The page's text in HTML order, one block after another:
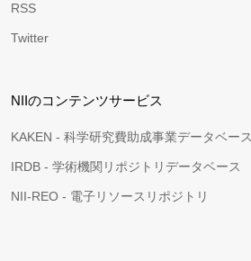
RSS
Twitter
NIIのコンテンツサービス
KAKEN - 科学研究費助成事業データベース
IRDB - 学術機関リポジトリデータベース
NII-REO - 電子リソースリポジトリ